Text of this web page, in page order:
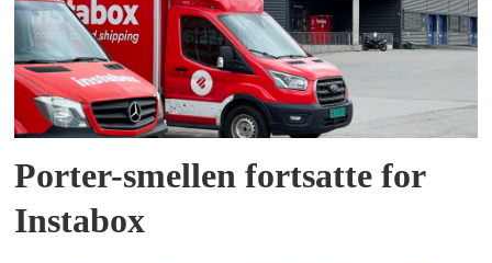
Porter-smellen fortsatte for
Instabox